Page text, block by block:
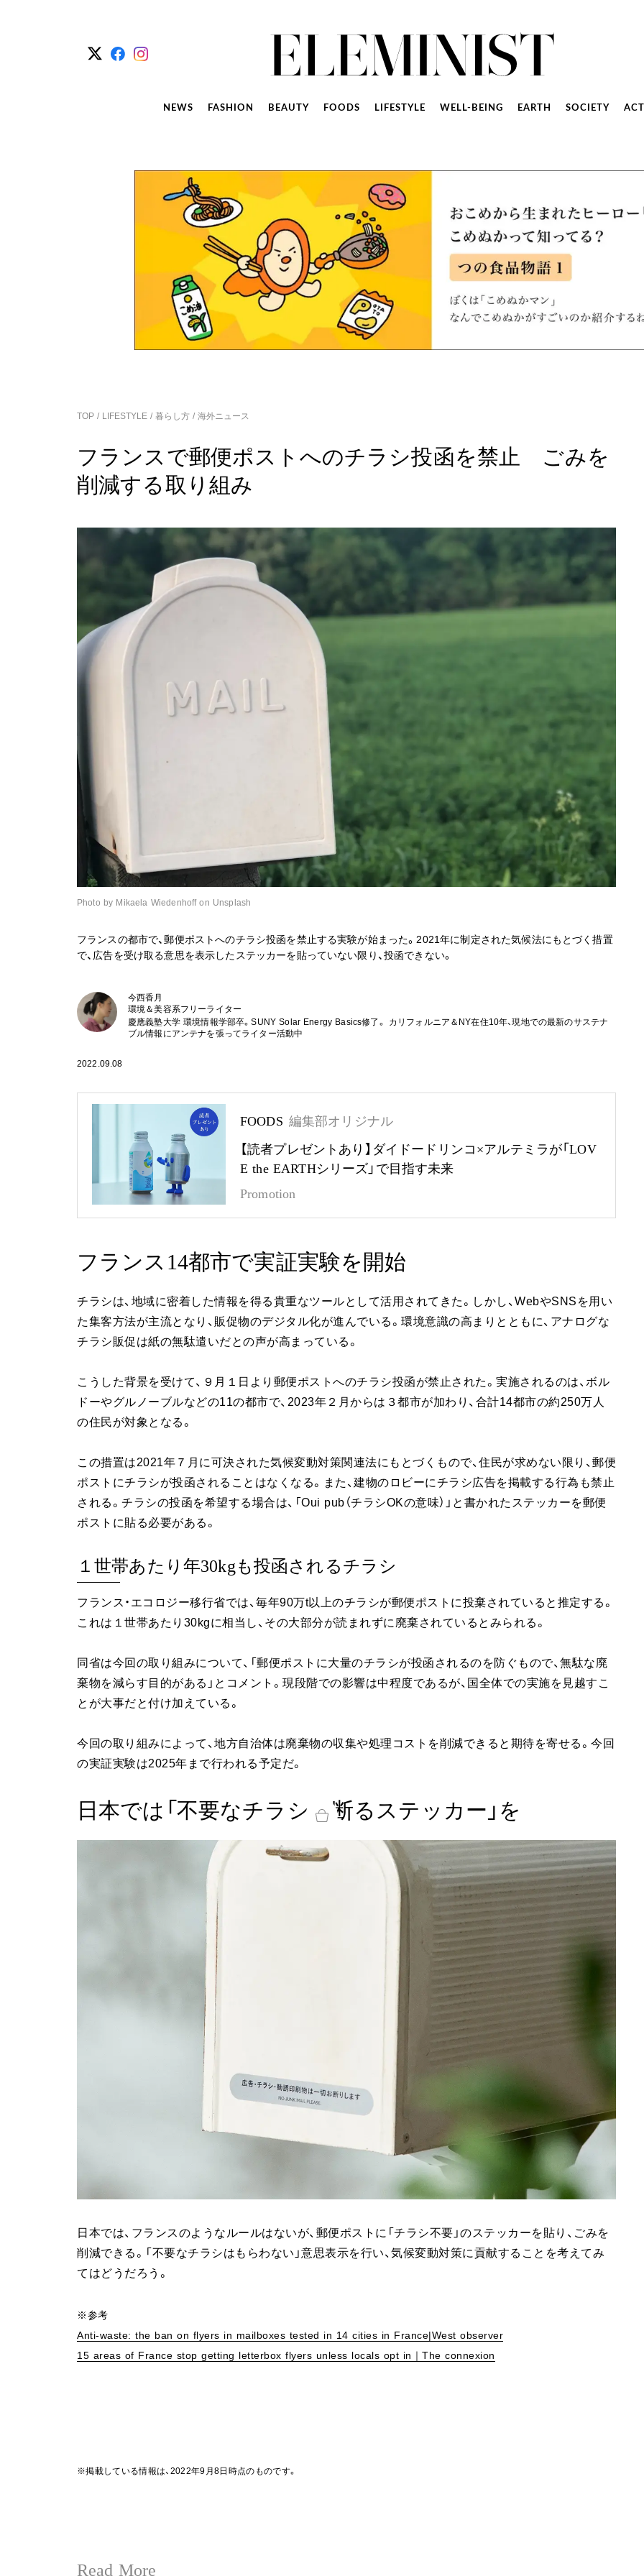
NEWS FASHION BEAUTY FOODS LIFESTYLE WELL-BEING EARTH SOCIETY
TOP LIFESTYLE 暮らし方 海外ニュース
フランスで郵便ポストへのチラシ投函を禁止 ごみを
削減する取り組み
Photo by Mikaela Wiedenhoff on Unsplash
フランスの都市で、郵便ポストへのチラシ投函を禁止する実験が始まった。2021年に制定された気候法にもとづく措置
で、広告を受け取る意思を表示したステッカーを貼っていない限り、投函できない。
今西香月
環境＆美容系フリーライター
慶應義塾大学 環境情報学部卒。SUNY Solar Energy Basics修了。 カリフォルニア＆NY在住10年、現地での最新のサステナ
ブル情報にアンテナを張ってライター活動中
2022.09.08
FOODS 編集部オリジナル
【読者プレゼントあり】ダイドードリンコ×アルテミラが「LOV
E the EARTHシリーズ」で目指す未来
Promotion
フランス14都市で実証実験を開始
チラシは、地域に密着した情報を得る貴重なツールとして活用されてきた。しかし、WebやSNSを用い
た集客方法が主流となり、販促物のデジタル化が進んでいる。環境意識の高まりとともに、アナログな
チラシ販促は紙の無駄遣いだとの声が高まっている。
こうした背景を受けて、９月１日より郵便ポストへのチラシ投函が禁止された。実施されるのは、ボル
ドーやグルノーブルなどの11の都市で、2023年２月からは３都市が加わり、合計14都市の約250万人
の住民が対象となる。
この措置は2021年７月に可決された気候変動対策関連法にもとづくもので、住民が求めない限り、郵便
ポストにチラシが投函されることはなくなる。また、建物のロビーにチラシ広告を掲載する行為も禁止
される。チラシの投函を希望する場合は、「Oui pub（チラシOKの意味）」と書かれたステッカーを郵便
ポストに貼る必要がある。
１世帯あたり年30kgも投函されるチラシ
フランス・エコロジー移行省では、毎年90万t以上のチラシが郵便ポストに投棄されていると推定する。
これは１世帯あたり30kgに相当し、その大部分が読まれずに廃棄されているとみられる。
同省は今回の取り組みについて、「郵便ポストに大量のチラシが投函されるのを防ぐもので、無駄な廃
棄物を減らす目的がある」とコメント。現段階での影響は中程度であるが、国全体での実施を見越すこ
とが大事だと付け加えている。
今回の取り組みによって、地方自治体は廃棄物の収集や処理コストを削減できると期待を寄せる。今回
の実証実験は2025年まで行われる予定だ。
日本では「不要なチラシを断るステッカー」を
日本では、フランスのようなルールはないが、郵便ポストに「チラシ不要」のステッカーを貼り、ごみを
削減できる。「不要なチラシはもらわない」意思表示を行い、気候変動対策に貢献することを考えてみ
てはどうだろう。
※参考
Anti-waste: the ban on flyers in mailboxes tested in 14 cities in France|West observer
15 areas of France stop getting letterbox flyers unless locals opt in｜The connexion
※掲載している情報は、2022年9月8日時点のものです。
Read More